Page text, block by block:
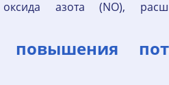
азота (NO),